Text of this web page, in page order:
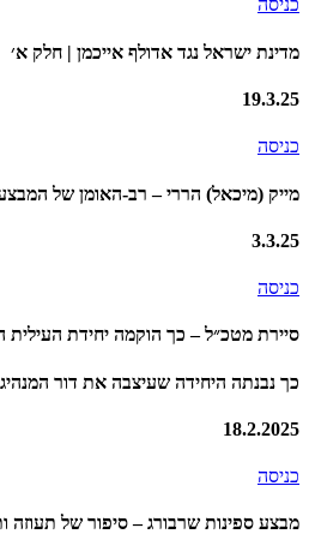
כניסה
מדינת ישראל נגד אדולף אייכמן | חלק א׳
19.3.25
כניסה
מייק (מיכאל) הררי – רב-האומן של
3.3.25
כניסה
סיירת מטכ״ל – כך הוקמה יחידת העילית
כך נבנתה היחידה שעיצבה את דור
18.2.2025
כניסה
מבצע ספינות שרבורג – סיפור של תעוזה